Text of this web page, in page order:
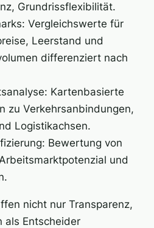
Grundrissflexibilität.
Vergleichswerte für
Leerstand und
differenziert nach
Kartenbasierte
zu Verkehrsanbindungen,
Logistikachsen.
Bewertung von
und
nicht nur Transparenz,
als Entscheider